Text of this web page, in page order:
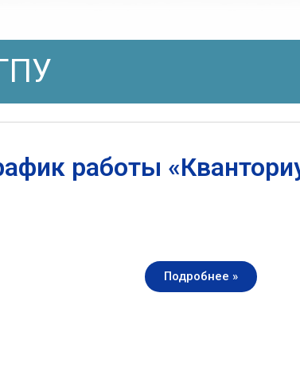
работы
Подробнее »